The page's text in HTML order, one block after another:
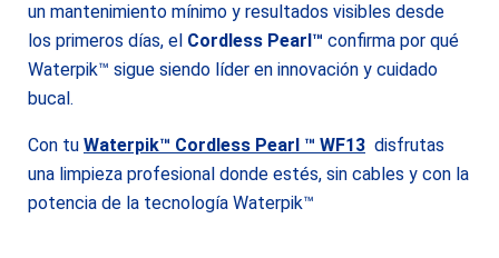
un mantenimiento mínimo y resultados visibles desde
los primeros días, el Cordless Pearl™ confirma por qué
Waterpik™ sigue siendo líder en innovación y cuidado
bucal.
Con tu Waterpik™ Cordless Pearl ™ WF13 disfrutas
una limpieza profesional donde estés, sin cables y con la
potencia de la tecnología Waterpik™